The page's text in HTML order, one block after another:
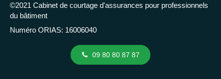
©2021 Cabinet de courtage d'assurances pour professionnels
du bâtiment
Numéro ORIAS: 16006040
09 80 80 87 87